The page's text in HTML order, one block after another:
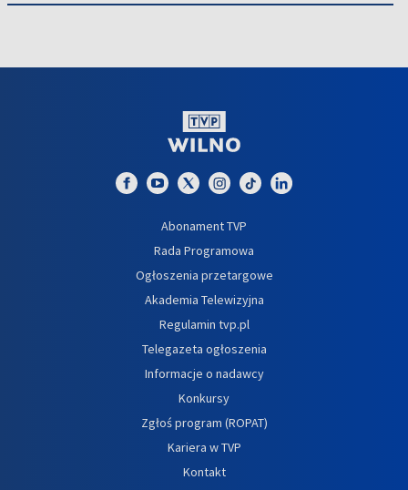
Abonament TVP
Rada Programowa
Ogłoszenia przetargowe
Akademia Telewizyjna
Regulamin tvp.pl
Telegazeta ogłoszenia
Informacje o nadawcy
Konkursy
Zgłoś program (ROPAT)
Kariera w TVP
Kontakt